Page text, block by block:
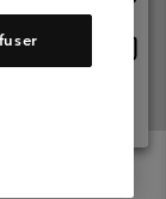
ligne